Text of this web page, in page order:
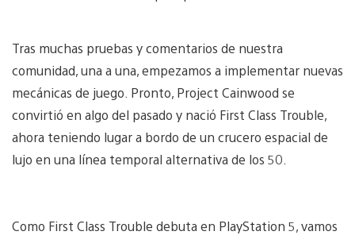
Tras muchas pruebas y comentarios de nuestra
comunidad, una a una, empezamos a implementar nuevas
mecánicas de juego. Pronto, Project Cainwood se
convirtió en algo del pasado y nació First Class Trouble,
ahora teniendo lugar a bordo de un crucero espacial de
lujo en una línea temporal alternativa de los 50.
Como First Class Trouble debuta en PlayStation 5, vamos